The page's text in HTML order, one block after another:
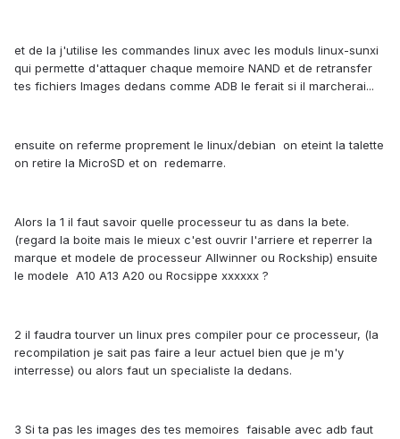
et de la j'utilise les commandes linux avec les moduls linux-sunxi
qui permette d'attaquer chaque memoire NAND et de retransfer
tes fichiers Images dedans comme ADB le ferait si il marcherai...
ensuite on referme proprement le linux/debian on eteint la talette
on retire la MicroSD et on redemarre.
Alors la 1 il faut savoir quelle processeur tu as dans la bete.
(regard la boite mais le mieux c'est ouvrir l'arriere et reperrer la
marque et modele de processeur Allwinner ou Rockship) ensuite
le modele A10 A13 A20 ou Rocsippe xxxxxx ?
2 il faudra tourver un linux pres compiler pour ce processeur, (la
recompilation je sait pas faire a leur actuel bien que je m'y
interresse) ou alors faut un specialiste la dedans.
3 Si ta pas les images des tes memoires faisable avec adb faut